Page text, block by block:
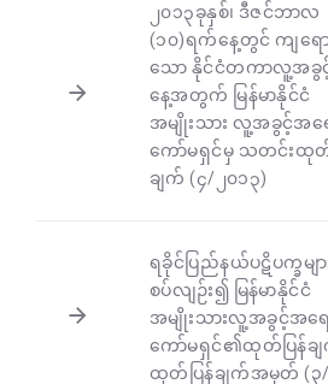
၂၀၁၃ခုနှစ်၊ ဒီဇင်ဘာလ
(၁၀)ရက်နေ့တွင် ကျရေ
သော နိုင်ငံတကာလူ့အခွ
နေ့အတွက် မြန်မာနိုင်ငံ
အမျိုးသား လူ့အခွင့်အရ
ကော်မရှင်မှ သတင်းထုတ်
ချက် (၄/၂၀၁၃)
ရခိုင်ပြည်နယ်ပဋိပက္ခမျာ
စပ်လျဉ်း၍ မြန်မာနိုင်ငံ
အမျိုးသားလူ့အခွင့်အရေ
ကော်မရှင်၏ထုတ်ပြန်ခ
ထုတ်ပြန်ချက်အမှတ် (၃/